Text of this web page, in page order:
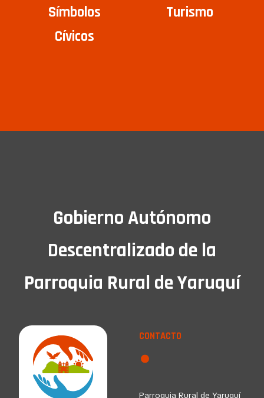
Símbolos
Cívicos
Turismo
Gobierno Autónomo
Descentralizado de la
Parroquia Rural de Yaruquí
CONTACTO
Parroquia Rural de Yaruquí